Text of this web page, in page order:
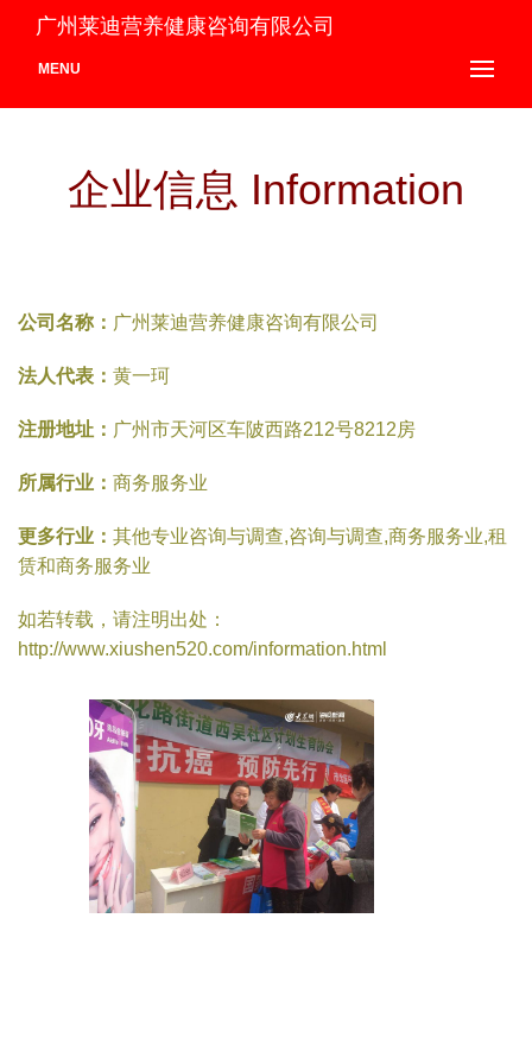
广州莱迪营养健康咨询有限公司
MENU
企业信息 Information
公司名称： 广州莱迪营养健康咨询有限公司
法人代表： 黄一珂
注册地址： 广州市天河区车陂西路212号8212房
所属行业： 商务服务业
更多行业： 其他专业咨询与调查,咨询与调查,商务服务业,租
赁和商务服务业
如若转载，请注明出处：
http://www.xiushen520.com/information.html